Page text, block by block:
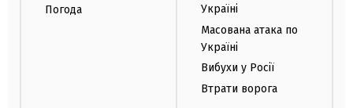
Погода
Україні
Масована атака по
Україні
Вибухи у Росії
Втрати ворога